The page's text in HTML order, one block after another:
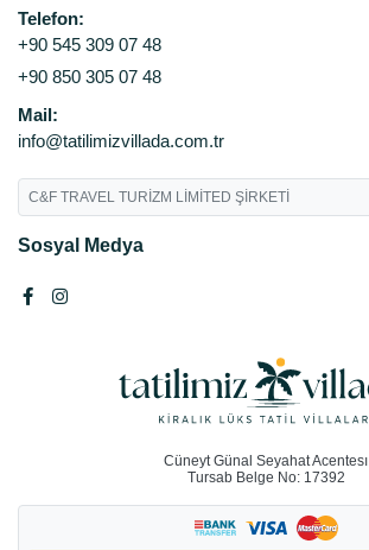
Telefon:
+90 545 309 07 48
+90 850 305 07 48
Mail:
info@tatilimizvillada.com.tr
C&F TRAVEL TURİZM LİMİTED ŞİRKETİ
Sosyal Medya
Cüneyt Günal Seyahat Acentesı
Tursab Belge No: 17392